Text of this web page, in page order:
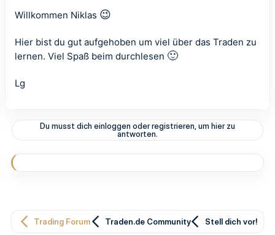
Willkommen Niklas 😉
Hier bist du gut aufgehoben um viel über das Traden zu
lernen. Viel Spaß beim durchlesen 🙂
Lg
Du musst dich einloggen oder registrieren, um hier zu
antworten.
Trading Forum Traden.de Community Stell dich vor!